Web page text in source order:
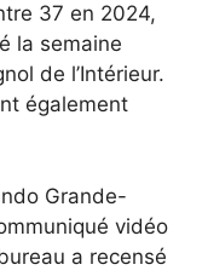
37 en 2024,
la semaine
de l’Intérieur.
également
Grande-
vidéo
a recensé